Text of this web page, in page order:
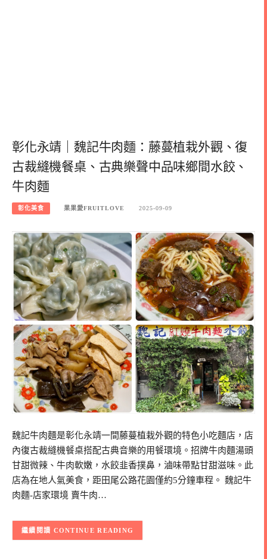
彰化永靖｜魏記牛肉麵：藤蔓植栽外觀、復
古裁縫機餐桌、古典樂聲中品味鄉間水餃、
牛肉麵
彰化美食 果果愛FRUITLOVE 2025-09-09
魏記牛肉麵是彰化永靖一間藤蔓植栽外觀的特色小吃麵店，店
內復古裁縫機餐桌搭配古典音樂的用餐環境。招牌牛肉麵湯頭
甘甜微辣、牛肉軟嫩，水餃韭香撲鼻，滷味帶點甘甜滋味。此
店為在地人氣美食，距田尾公路花園僅約5分鐘車程。 魏記牛
肉麵-店家環境 賣牛肉…
CONTINUE READING